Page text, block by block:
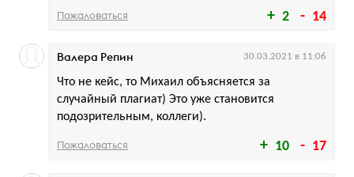
2 14
Пожаловаться
10 17
Что не кейс, то Михаил объясняется за
случайный плагиат) Это уже становится
подозрительным, коллеги).
Валера Репин 30.03.2021 в 11:06
Пожаловаться